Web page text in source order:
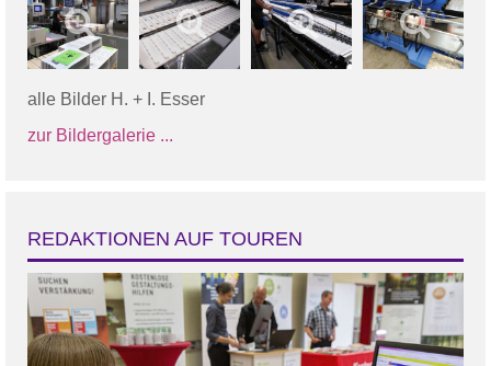
alle Bilder H. + I. Esser
zur Bildergalerie ...
REDAKTIONEN AUF TOUREN